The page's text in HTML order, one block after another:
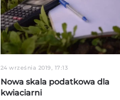
24 września 2019, 17:13
Nowa skala podatkowa dla
kwiaciarni